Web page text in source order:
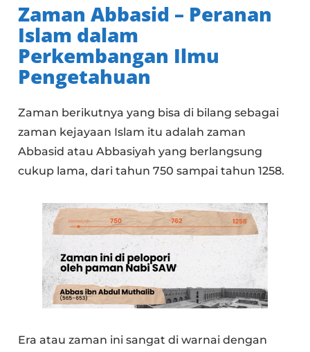
Zaman Abbasid – Peranan
Islam dalam
Perkembangan Ilmu
Pengetahuan
Zaman berikutnya yang bisa di bilang sebagai
zaman kejayaan Islam itu adalah zaman
Abbasid atau Abbasiyah yang berlangsung
cukup lama, dari tahun 750 sampai tahun 1258.
Era atau zaman ini sangat di warnai dengan